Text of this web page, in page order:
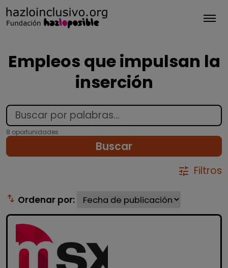
Empleos que impulsan la
inserción
8 oportunidades
Buscar
tune Filtros
swap_vert Ordenar por: